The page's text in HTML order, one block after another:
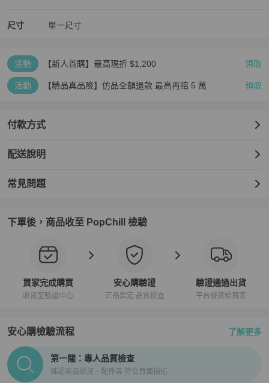
尺寸 單一尺寸
活動 【新人首購】最高現折 $1,200 領取
活動 【精品真品險】仿品全額退款 最高再賠 5 萬 領取
付款方式
配送說明
常見問題
下單後，商品收至 PopChill 檢驗
買家完成購買
收貨至驗證中心
安心購驗證
正品鑑定 品質檢查
驗證通過出貨
平台發貨給買家
安心購檢驗流程 了解更多
PopChill拍拍圈正品驗證、安心購檢驗流程介紹
第一關：專人品質檢查
確認商品狀況、配件等 符合頁面描述